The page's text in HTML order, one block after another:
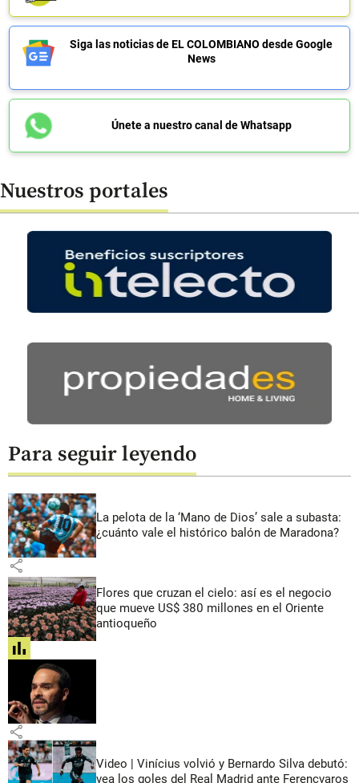
Siga las noticias de EL COLOMBIANO desde Google
News
Únete a nuestro canal de Whatsapp
Nuestros portales
Para seguir leyendo
La pelota de la ‘Mano de Dios’ sale a subasta:
¿cuánto vale el histórico balón de Maradona?
share
Flores que cruzan el cielo: así es el negocio
que mueve US$ 380 millones en el Oriente
antioqueño
share
share
Video | Vinícius volvió y Bernardo Silva debutó:
vea los goles del Real Madrid ante Ferencvaros